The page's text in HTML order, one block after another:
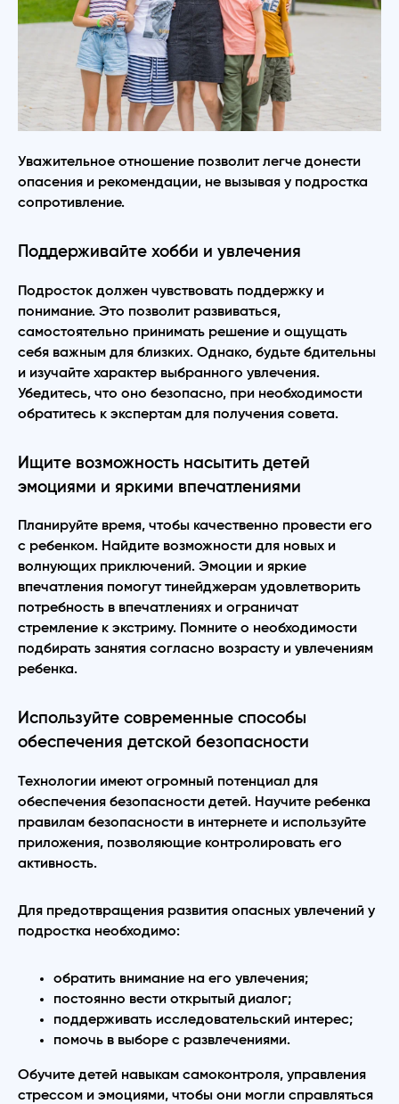
Уважительное отношение позволит легче донести
опасения и рекомендации, не вызывая у подростка
сопротивление.
Поддерживайте хобби и увлечения
Подросток должен чувствовать поддержку и
понимание. Это позволит развиваться,
самостоятельно принимать решение и ощущать
себя важным для близких. Однако, будьте бдительны
и изучайте характер выбранного увлечения.
Убедитесь, что оно безопасно, при необходимости
обратитесь к экспертам для получения совета.
Ищите возможность насытить детей
эмоциями и яркими впечатлениями
Планируйте время, чтобы качественно провести его
с ребенком. Найдите возможности для новых и
волнующих приключений. Эмоции и яркие
впечатления помогут тинейджерам удовлетворить
потребность в впечатлениях и ограничат
стремление к экстриму. Помните о необходимости
подбирать занятия согласно возрасту и увлечениям
ребенка.
Используйте современные способы
обеспечения детской безопасности
Технологии имеют огромный потенциал для
обеспечения безопасности детей. Научите ребенка
правилам безопасности в интернете и используйте
приложения, позволяющие контролировать его
активность.
Для предотвращения развития опасных увлечений у
подростка необходимо:
обратить внимание на его увлечения;
постоянно вести открытый диалог;
поддерживать исследовательский интерес;
помочь в выборе с развлечениями.
Обучите детей навыкам самоконтроля, управления
стрессом и эмоциями, чтобы они могли справляться